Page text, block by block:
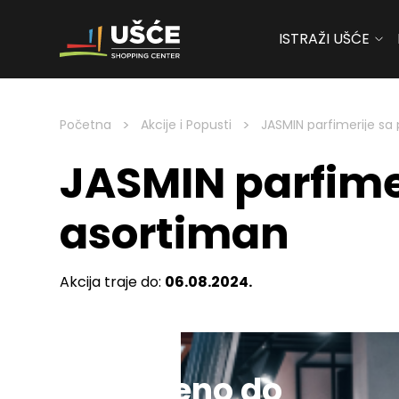
Skip to content
ISTRAŽI UŠĆE
Početna > Akcije i Popusti > JASMIN parfimerije
JASMIN
asortiman
Akcija traje do: 06.08.2024.